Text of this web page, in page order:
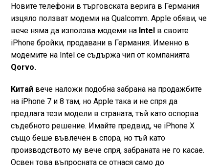
Новите телефони в търговската верига в Германия
изцяло ползват модеми на Qualcomm. Apple обяви, че
вече няма да използва модеми на Intelв своите
iPhone бройки, продавани в Германия. Именно в
модемите на Intel се съдържа чип от компанията
Qorvo.
Китайвече наложи подобна забрана на продажбите
на iPhone 7 и 8 там, но Apple така и не спря да
предлага тези модели в страната, тъй като оспорва
съдебното решение. Имайте предвид, че iPhone Х
също беше въвлечен в спора, но тъй като
производството му вече спря, забраната не го касае.
Освен това въпросната се отнася само до